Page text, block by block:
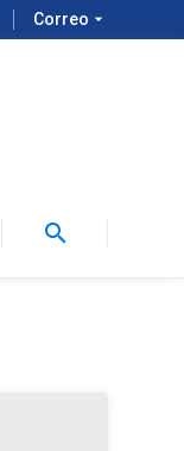
Correo arrow_drop_down
search